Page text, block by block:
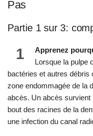
Pas
Partie 1 sur 3:
1
Apprenez
Lorsque la pulpe
bactéries et autres
zone endommagée de la
abcès. Un abcès survient
bout des racines de la
une infection du canal